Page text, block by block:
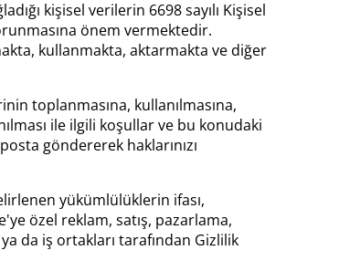
kişisel verilerin 6698 sayılı Kişisel
önem vermektedir.
kullanmakta, aktarmakta ve diğer
toplanmasına, kullanılmasına,
ile ilgili koşullar ve bu konudaki
göndererek haklarınızı
yükümlülüklerin ifası,
özel reklam, satış, pazarlama,
da iş ortakları tarafından Gizlilik